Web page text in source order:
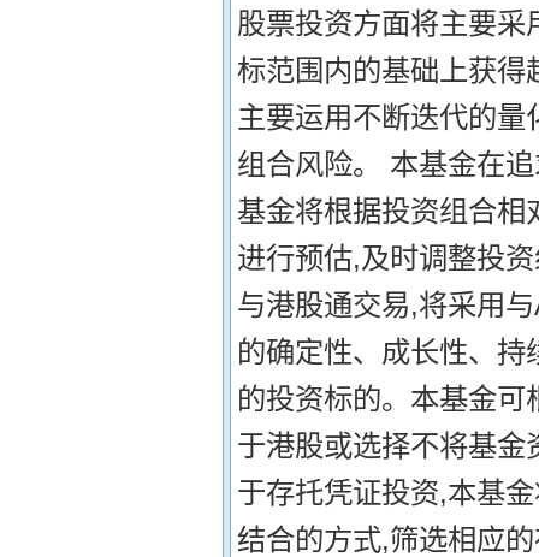
股票投资方面将主要
标范围内的基础上获得
主要运用不断迭代的
组合风险。 本基金在
基金将根据投资组合
进行预估,及时调整投
与港股通交易,将采用
的确定性、成长性、
的投资标的。本基金
于港股或选择不将基
于存托凭证投资,本基
结合的方式,筛选相应